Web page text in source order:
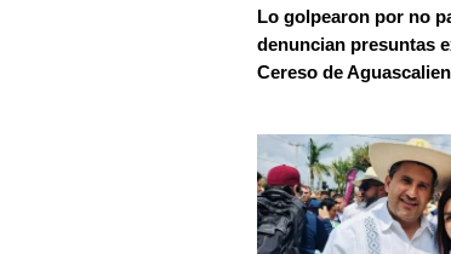
Lo golpearon por no
denuncian presuntas
Cereso de